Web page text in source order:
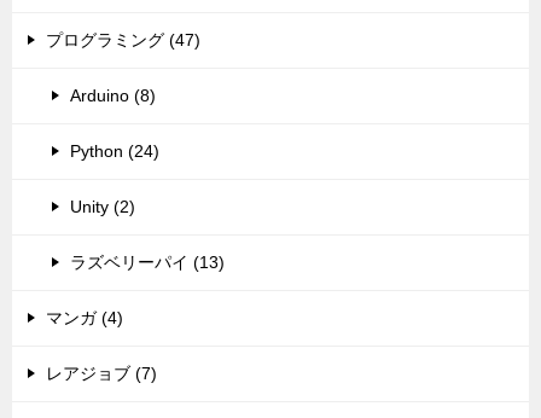
プログラミング (47)
Arduino (8)
Python (24)
Unity (2)
ラズベリーパイ (13)
マンガ (4)
レアジョブ (7)